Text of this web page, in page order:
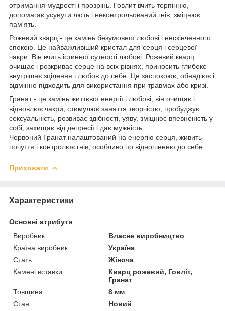
отримання мудрості і прозрінь. Говлит вчить терпінню,
допомагає усунути лють і неконтрольований гнів, зміцнює
пам'ять.
Рожевий кварц - це камінь безумовної любові і нескінченного
спокою. Це найважливіший кристал для серця і серцевої
чакри. Він вчить істинної сутності любові. Рожевий кварц
очищає і розкриває серце на всіх рівнях, приносить глибоке
внутрішнє зцілення і любов до себе. Це заспокоює, обнадіює і
відмінно підходить для використання при травмах або кризі.
Гранат - це камінь життєвої енергії і любові, він очищає і
відновлює чакри, стимулює заняття творчістю, пробуджує
сексуальність, розвиває здібності, уяву, зміцнює впевненість у
собі, захищає від депресії і дає мужність.
Червоний Гранат налаштований на енергію серця, живить
почуття і контролює гнів, особливо по відношенню до себе.
Приховати
Характеристики
Основні атрибути
Виробник
Власне виробництво
Країна виробник
Україна
Стать
Жіноча
Камені вставки
Кварц рожевий, Говліт,
Гранат
Товщина
8 мм
Стан
Новий